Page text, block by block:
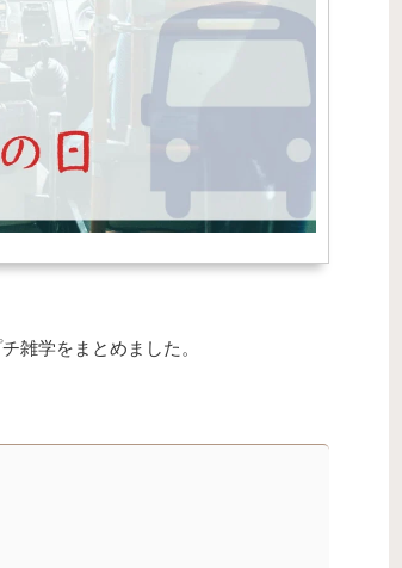
雑学をまとめました。